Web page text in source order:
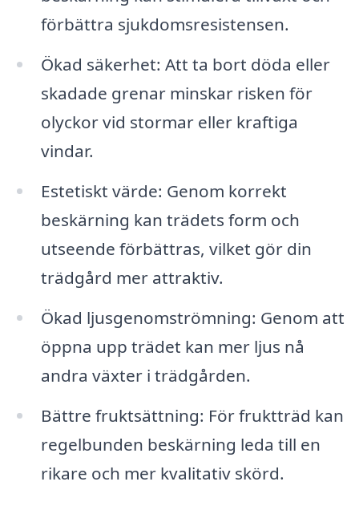
förbättra sjukdomsresistensen.
Ökad säkerhet: Att ta bort döda eller
skadade grenar minskar risken för
olyckor vid stormar eller kraftiga
vindar.
Estetiskt värde: Genom korrekt
beskärning kan trädets form och
utseende förbättras, vilket gör din
trädgård mer attraktiv.
Ökad ljusgenomströmning: Genom att
öppna upp trädet kan mer ljus nå
andra växter i trädgården.
Bättre fruktsättning: För fruktträd kan
regelbunden beskärning leda till en
rikare och mer kvalitativ skörd.